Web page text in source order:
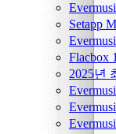
Setapp
Flacbox
2025년